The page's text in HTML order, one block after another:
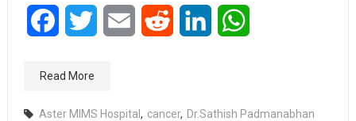
FacebookTwitter Email Reddit LinkedIn
Read More
Aster MIMS Hospital, cancer, Dr.Sathish Padmanabhan